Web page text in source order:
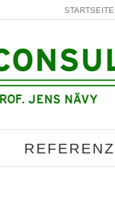
STARTSEITE